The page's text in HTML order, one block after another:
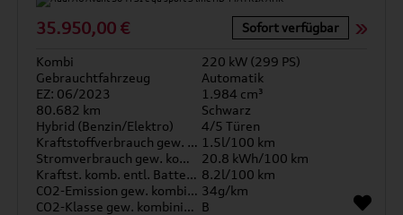
35.950,00 € Sofort verfügbar
Kombi
220 kW (299 PS)
Gebrauchtfahrzeug
Automatik
EZ: 06/2023
1.984 cm³
80.682 km
Schwarz
Hybrid (Benzin/Elektro)
4/5 Türen
Kraftstoffverbrauch gew. kombiniert 1.5l/100 km
Stromverbrauch gew. kombiniert
20.8 kWh/100 km
Kraftst. komb. entl. Batterie 8.2l/100 km
CO2-Emission gew. kombiniert 34g/km
CO2-Klasse gew. kombiniert B